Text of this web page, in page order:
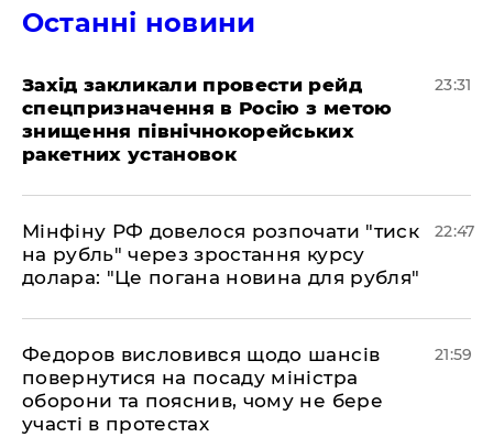
Останні новини
​Захід закликали провести рейд
спецпризначення в Росію з метою
знищення північнокорейських
ракетних установок
23:31
​Мінфіну РФ довелося розпочати "тиск
на рубль" через зростання курсу
долара: "Це погана новина для рубля"
22:47
​Федоров висловився щодо шансів
повернутися на посаду міністра
оборони та пояснив, чому не бере
участі в протестах
21:59